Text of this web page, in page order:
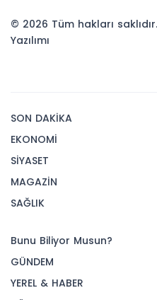
© 2026 Tüm hakları
Yazılımı
SON DAKİKA
EKONOMİ
SİYASET
MAGAZİN
SAĞLIK
Bunu Biliyor Musun?
GÜNDEM
YEREL & HABER